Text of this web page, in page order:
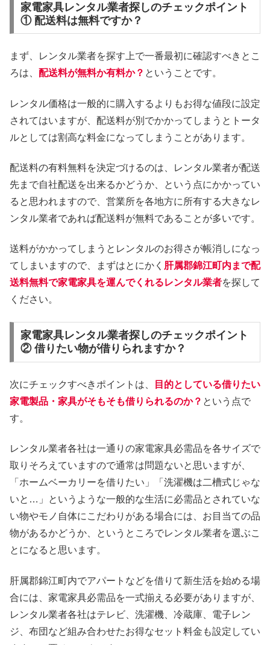
家電家具レンタル業者探しのチェックポイント
① 配送料は無料ですか？
まず、レンタル業者を探す上で一番最初に確認すべきとこ
ろは、 配送料が無料か有料か？ ということです。
レンタル価格は一般的に購入するよりもお得な値段に設定
されてはいますが、配送料が別でかかってしまうとトータ
ルとしては割高な料金になってしまうことがあります。
配送料の有料無料を決定づけるのは、レンタル業者が配送
先まで自社配送を出来るかどうか、という点にかかってい
ると思われますので、営業所を各地方に所有する大きなレ
ンタル業者であれば配送料が無料であることが多いです。
送料がかかってしまうとレンタルのお得さが帳消しになっ
てしまいますので、まずはとにかく 肝属郡錦江町内まで配
送料無料で家電家具を運んでくれるレンタル業者を探して
ください。
家電家具レンタル業者探しのチェックポイント
② 借りたい物が借りられますか？
次にチェックすべきポイントは、
目的としている借りたい
家電製品・家具がそもそも借りられるのか？ という点で
す。
レンタル業者各社は一通りの家電家具必需品を各サイズで
取りそろえていますので通常は問題ないと思いますが、
「ホームベーカリーを借りたい」「洗濯機は二槽式じゃな
いと…」というような一般的な生活に必需品とされていな
い物やモノ自体にこだわりがある場合には、お目当ての品
物があるかどうか、というところでレンタル業者を選ぶこ
とになると思います。
肝属郡錦江町内でアパートなどを借りて新生活を始める場
合には、家電家具必需品を一式揃える必要がありますが、
レンタル業者各社はテレビ、洗濯機、冷蔵庫、電子レン
ジ、布団など組み合わせたお得なセット料金も設定してい